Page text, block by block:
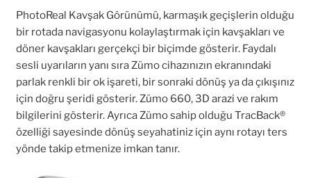
PhotoReal Kavşak Görünümü, karmaşık geçişlerin olduğu
bir rotada navigasyonu kolaylaştırmak için kavşakları ve
döner kavşakları gerçekçi bir biçimde gösterir. Faydalı
sesli uyarıların yanı sıra Zümo cihazınızın ekranındaki
parlak renkli bir ok işareti, bir sonraki dönüş ya da çıkışınız
için doğru şeridi gösterir. Zümo 660, 3D arazi ve rakım
bilgilerini gösterir. Ayrıca Zümo sahip olduğu TracBack®
özelliği sayesinde dönüş seyahatiniz için aynı rotayı ters
yönde takip etmenize imkan tanır.